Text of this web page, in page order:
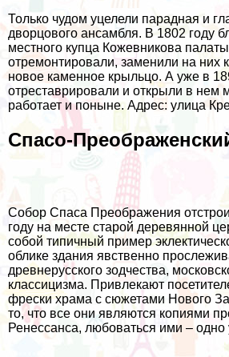
Только чудом уцелели парадная и
дворцового ансамбля. В 1802 году
местного купца Кожевникова
отремонтировали, заменили на них
новое каменное крыльцо. А уже в
отреставрировали и открыли в нем
работает и поныне. Адрес: улица
Спасо-
Собор Спаса Преображения
году на месте старой деревянной
собой типичный пример
облике здания явственно
древнерусского зодчества,
классицизма. Привлекают
фрески храма с сюжетами Нового
то, что все они являются копиями
Ренессанса, любоваться ими – одно